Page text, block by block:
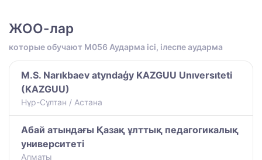
ЖОО-лар
которые обучают M056 Аударма ісі, ілеспе аударма
M.S. Narıkbaev atyndaģy KAZGUU Unıversıteti
(KAZGUU)
Нұр-Сұлтан / Астана
Абай атындағы Қазақ ұлттық педагогикалық
университеті
Алматы